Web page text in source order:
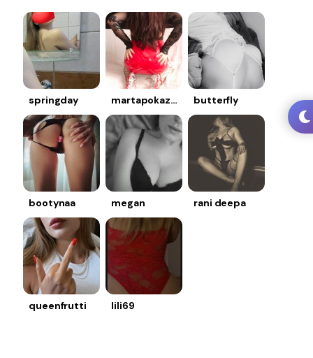
springday martapokazy69 butterfly
bootynaa megan rani deepa
queenfrutti lili69